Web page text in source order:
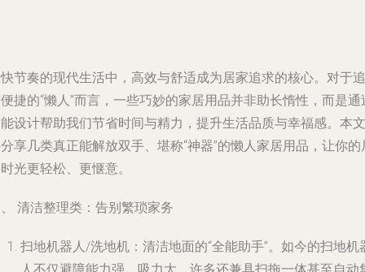
节奏的现代生活中，高效与舒适成为居家追求的核心。对于追
捷的“懒人”而言，一些巧妙的家居用品并非助长惰性，而是通
设计帮助我们节省时间与精力，提升生活品质与幸福感。本文
享几类真正能解放双手、堪称“神器”的懒人家居用品，让你的
光更轻松、更惬意。
清洁整理类：告别繁琐家务
扫地机器人/洗地机：清洁地面的“全能助手”。如今的扫地机